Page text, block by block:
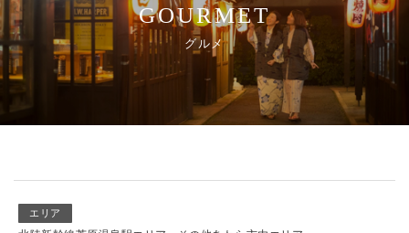
GOURMET
グルメ
エリア